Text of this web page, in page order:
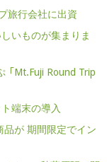
旅行会社に出資
いものが集まりま
「Mt.Fuji Round Trip
端末の導入
品が 期間限定でイン